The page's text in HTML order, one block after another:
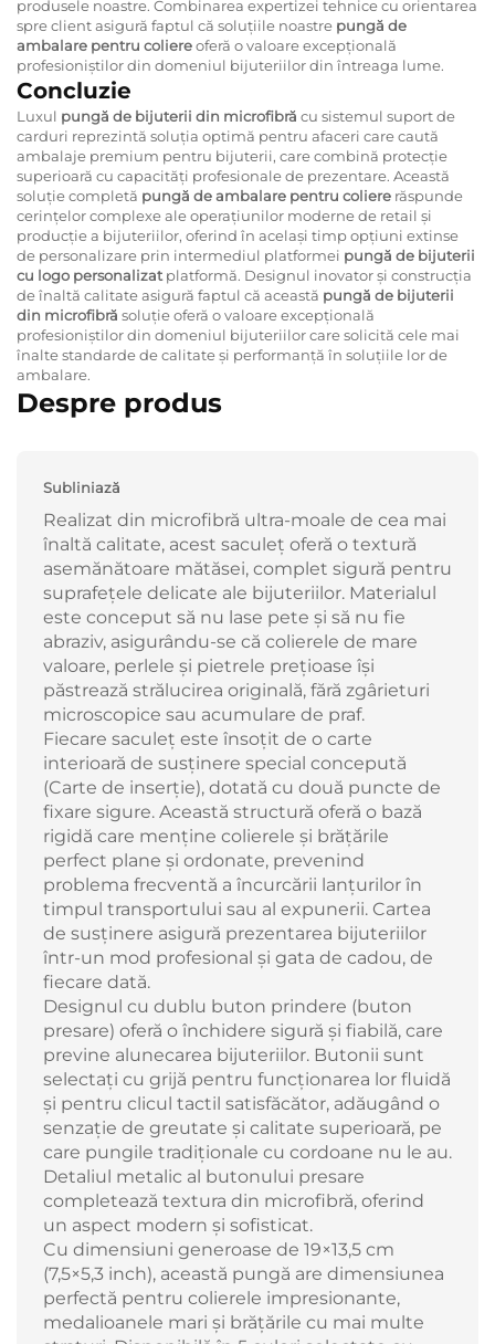
produsele noastre. Combinarea expertizei tehnice cu orientarea
spre client asigură faptul că soluțiile noastre pungă de
ambalare pentru coliereoferă o valoare excepțională
profesioniștilor din domeniul bijuteriilor din întreaga lume.
Concluzie
Luxul pungă de bijuterii din microfibră cu sistemul suport de
carduri reprezintă soluția optimă pentru afaceri care caută
ambalaje premium pentru bijuterii, care combină protecție
superioară cu capacități profesionale de prezentare. Această
soluție completă pungă de ambalare pentru coliere răspunde
cerințelor complexe ale operațiunilor moderne de retail și
producție a bijuteriilor, oferind în același timp opțiuni extinse
de personalizare prin intermediul platformei pungă de bijuterii
cu logo personalizat platformă. Designul inovator și construcția
de înaltă calitate asigură faptul că această pungă de bijuterii
din microfibră soluție oferă o valoare excepțională
profesioniștilor din domeniul bijuteriilor care solicită cele mai
înalte standarde de calitate și performanță în soluțiile lor de
ambalare.
Despre produs
Subliniază
Realizat din microfibră ultra-moale de cea mai
înaltă calitate, acest saculeț oferă o textură
asemănătoare mătăsei, complet sigură pentru
suprafețele delicate ale bijuteriilor. Materialul
este conceput să nu lase pete și să nu fie
abraziv, asigurându-se că colierele de mare
valoare, perlele și pietrele prețioase își
păstrează strălucirea originală, fără zgârieturi
microscopice sau acumulare de praf.
Fiecare saculeț este însoțit de o carte
interioară de susținere special concepută
(Carte de inserție), dotată cu două puncte de
fixare sigure. Această structură oferă o bază
rigidă care menține colierele și brățările
perfect plane și ordonate, prevenind
problema frecventă a încurcării lanțurilor în
timpul transportului sau al expunerii. Cartea
de susținere asigură prezentarea bijuteriilor
într-un mod profesional și gata de cadou, de
fiecare dată.
Designul cu dublu buton prindere (buton
presare) oferă o închidere sigură și fiabilă, care
previne alunecarea bijuteriilor. Butonii sunt
selectați cu grijă pentru funcționarea lor fluidă
și pentru clicul tactil satisfăcător, adăugând o
senzație de greutate și calitate superioară, pe
care pungile tradiționale cu cordoane nu le au.
Detaliul metalic al butonului presare
completează textura din microfibră, oferind
un aspect modern și sofisticat.
Cu dimensiuni generoase de 19×13,5 cm
(7,5×5,3 inch), această pungă are dimensiunea
perfectă pentru colierele impresionante,
medalioanele mari și brățările cu mai multe